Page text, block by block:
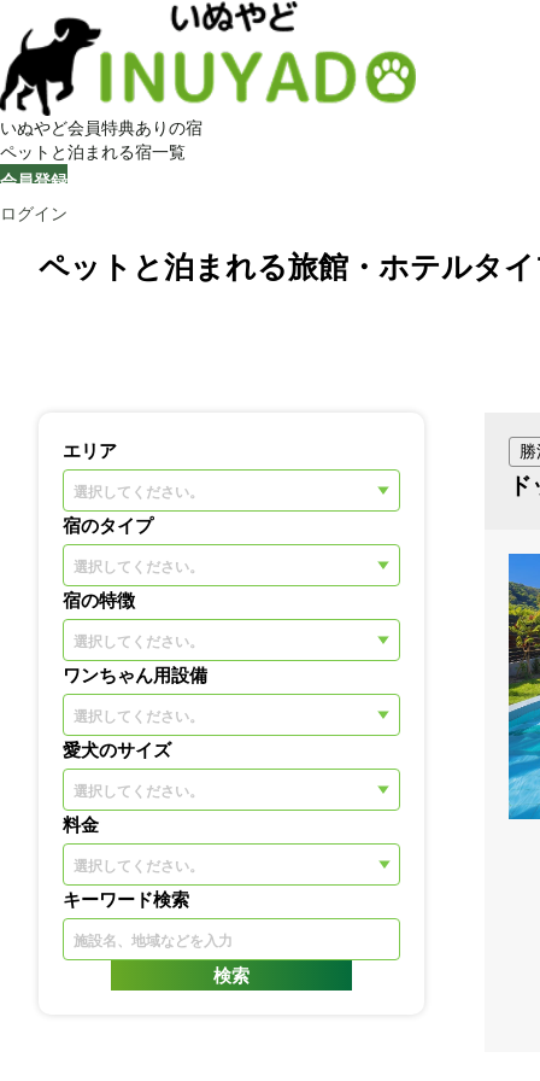
いぬやど会員特典ありの宿
ペットと泊まれる宿一覧
会員登録
ログイン
ペットと泊まれる旅館・ホテルタ
エリア
選択してください。
宿のタイプ
選択してください。
宿の特徴
選択してください。
ワンちゃん用設備
選択してください。
愛犬のサイズ
選択してください。
料金
キーワード検索